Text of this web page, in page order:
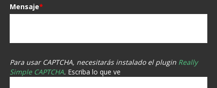
Mensaje*
Para usar CAPTCHA, necesitarás instalado el plugin Really
Simple CAPTCHA. Escriba lo que ve